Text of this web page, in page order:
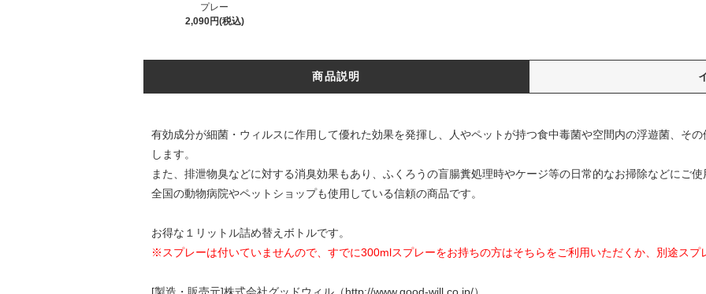
プレー
2,090円(税込)
商品説明
有効成分が細菌・ウィルスに作用して優れた効果を発揮し、人やペットが持つ食中毒菌や空間内の浮遊菌、そ
します。
また、排泄物臭などに対する消臭効果もあり、ふくろうの盲腸糞処理時やケージ等の日常的なお掃除などにご使
全国の動物病院やペットショップも使用している信頼の商品です。
お得な１リットル詰め替えボトルです。
※スプレーは付いていませんので、すでに300mlスプレーをお持ちの方はそちらをご利用いただくか、別途スプ